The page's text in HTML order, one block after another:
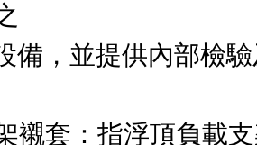
，並提供內部檢驗
襯套：指浮頂負載